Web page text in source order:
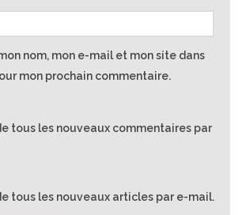
nom, mon e-mail et mon site dans
mon prochain commentaire.
tous les nouveaux commentaires par
tous les nouveaux articles par e-mail.